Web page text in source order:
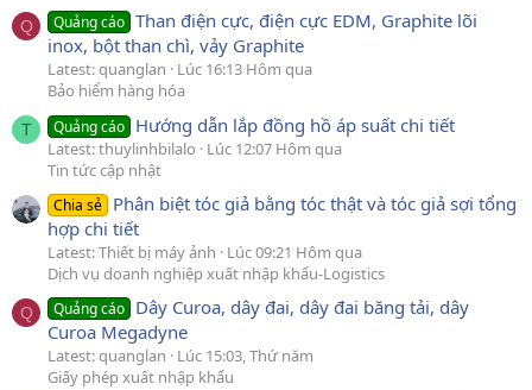
Q Quảng cáo Than điện cực, điện cực EDM, Graphite lõi
inox, bột than chì, vảy Graphite
Latest: quanglan
Lúc 16:13 Hôm qua
Bảo hiểm hàng hóa
T Quảng cáo Hướng dẫn lắp đồng hồ áp suất chi tiết
Latest: thuylinhbilalo
Lúc 12:07 Hôm qua
Tin tức cập nhật
Chia sẻ Phân biệt tóc giả bằng tóc thật và tóc giả sợi tổng
hợp chi tiết
Latest: Thiết bị máy ảnh
Lúc 09:21 Hôm qua
Dịch vụ doanh nghiệp xuất nhập khẩu-Logistics
Q Quảng cáo Dây Curoa, dây đai, dây đai băng tải, dây
Curoa Megadyne
Latest: quanglan
Lúc 15:03, Thứ năm
Giấy phép xuất nhập khẩu